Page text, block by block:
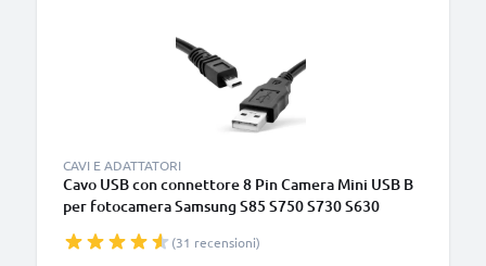
CAVI E ADATTATORI
Cavo USB con connettore 8 Pin Camera Mini USB B
per fotocamera Samsung S85 S750 S730 S630
ricarica cavetto dati in piacevole PVC nero
(31 recensioni)